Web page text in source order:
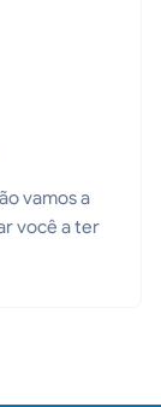
vamos a
você a ter